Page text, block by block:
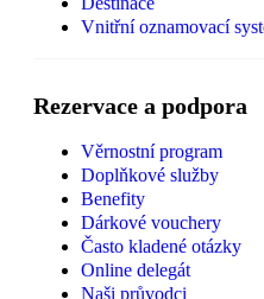
Vnitřní oznamovací
Rezervace a podpora
Věrnostní program
Doplňkové služby
Benefity
Dárkové vouchery
Často kladené otázky
Online delegát
Naši průvodci